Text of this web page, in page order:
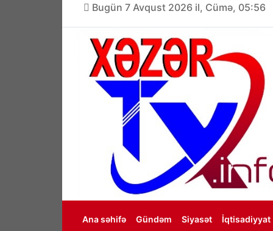
Bugün 7 Avqust 2026 il, Cümə, 05:56
Ana səhifə Gündəm Siyasət İqtisadiyyat